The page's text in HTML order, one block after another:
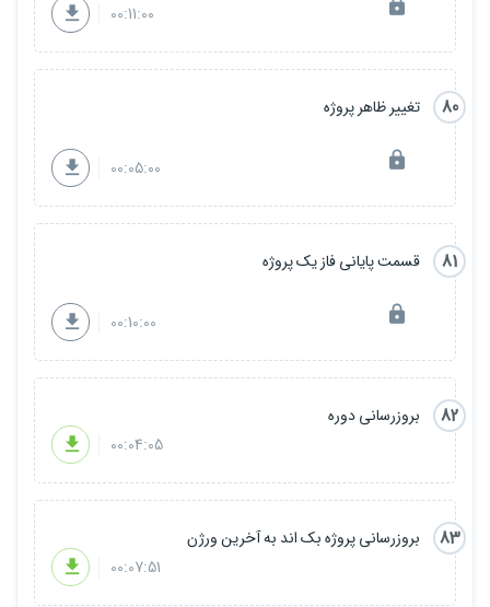
00:11:00
80 تغییر ظاهر پروژه
00:05:00
81 قسمت پایانی فاز یک پروژه
00:10:00
82
بروزرسانی دوره
00:04:05
83
بروزرسانی پروژه بک اند به آخرین ورژن
00:07:51